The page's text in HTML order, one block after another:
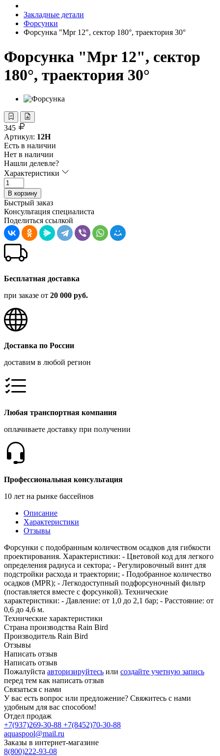
Закладные детали
Форсунки
Форсунка "Mpr 12", сектор 180°, траектория 30°
Форсунка "Mpr 12", сектор
180°, траектория 30°
345
Артикул: 12H
Есть в наличии
Нет в наличии
Нашли делевле?
Характеристики
В корзину
Быстрый заказ
Консультация специалиста
Поделиться ссылкой
Бесплатная доставка
при заказе от 20 000 руб.
Доставка по России
доставим в любой регион
Любая транспортная компания
оплачиваете доставку при получении
Профессиональная консультация
10 лет на рынке бассейнов
Описание
Характеристики
Отзывы
Форсунки с подобранным количеством осадков для гибкости
проектирования. Характеристики: - Цветовой код для легкого
определения радиуса и сектора; - Регулировочный винт для
подстройки расхода и траектории; - Подобранное количество
осадков (MPR); - Легкодоступный подфорсуночный фильтр
(поставляется вместе с форсункой). Технические
характеристики: - Давление: от 1,0 до 2,1 бар; - Расстояние: от
0,6 до 4,6 м.
Технические характеристики
Страна производства Rain Bird
Производитель Rain Bird
Отзывы
Написать отзыв
Написать отзыв
Пожалуйста авторизируйтесь или создайте учетную запись
перед тем как написать отзыв
Связаться с нами
У вас есть вопрос или предложение? Свяжитесь с нами
удобным для вас способом!
Отдел продаж
+7(937)269-30-88 +7(8452)70-30-88
aquaspool@mail.ru
Заказы в интернет-магазине
8(800)222-93-08